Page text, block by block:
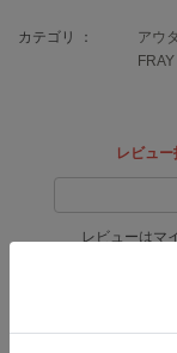
フレイアイディー
カテゴリ ： アウ
レビュ
レビューはマ
返品・キャンセ